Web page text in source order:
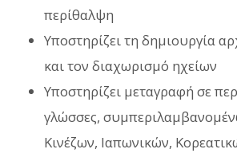
περίθαλψη
Υποστηρίζει τη δημιουργία
και τον διαχωρισμό ηχείων
Υποστηρίζει μεταγραφή σε
γλώσσες,
Κινέζων, Ιαπωνικών,